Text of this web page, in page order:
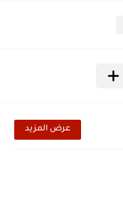
عرض المزيد